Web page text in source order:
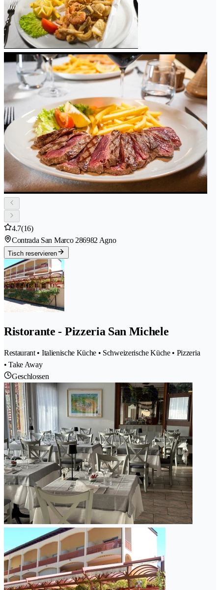
4.7(16)
Contrada San Marco 286982 Agno
Tisch reservieren
Ristorante - Pizzeria San Michele
Restaurant • Italienische Küche • Schweizerische Küche • Pizzeria
• Take Away
Geschlossen